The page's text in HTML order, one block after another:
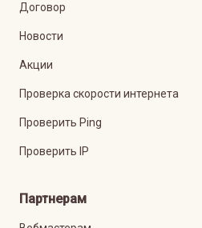
Договор
Новости
Акции
Проверка скорости интернета
Проверить Ping
Проверить IP
Партнерам